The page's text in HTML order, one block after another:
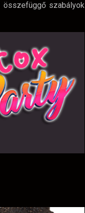
összefüggő szabályok